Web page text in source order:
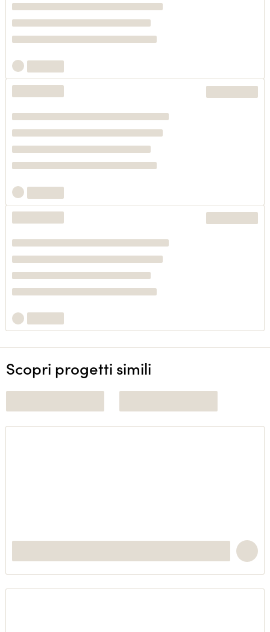
Scopri progetti simili